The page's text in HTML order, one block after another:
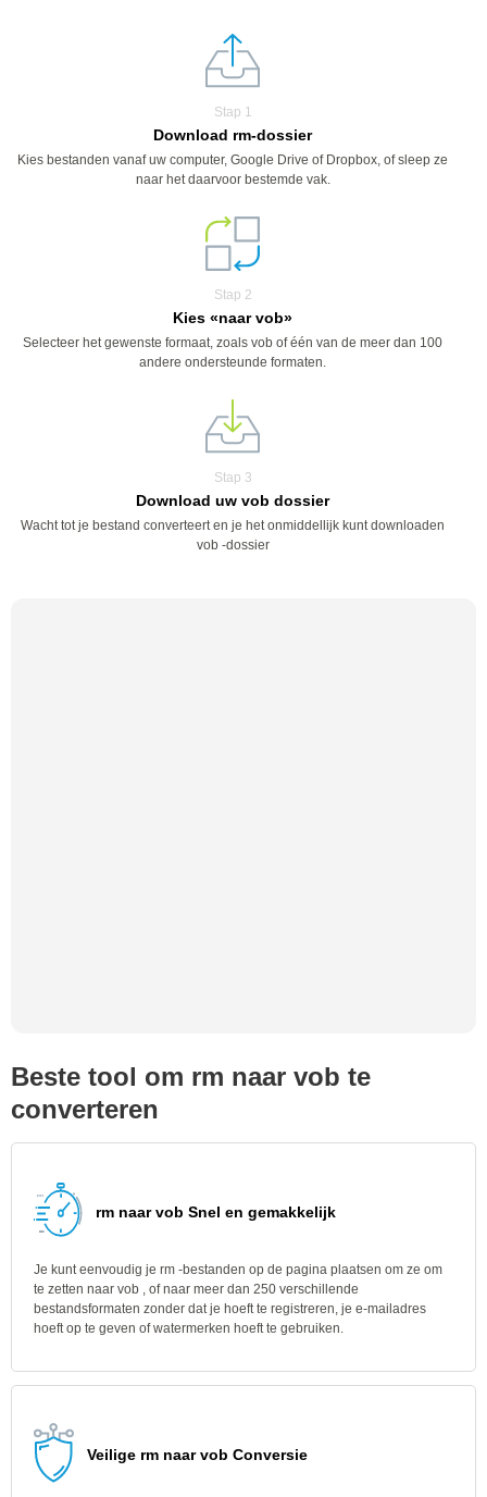
Stap 1
Download rm-dossier
Kies bestanden vanaf uw computer, Google Drive of Dropbox, of sleep ze
naar het daarvoor bestemde vak.
Stap 2
Kies «naar vob»
Selecteer het gewenste formaat, zoals vob of één van de meer dan 100
andere ondersteunde formaten.
Stap 3
Download uw vob dossier
Wacht tot je bestand converteert en je het onmiddellijk kunt downloaden
vob -dossier
Beste tool om rm naar vob te
converteren
rm naar vob Snel en gemakkelijk
Je kunt eenvoudig je rm -bestanden op de pagina plaatsen om ze om
te zetten naar vob , of naar meer dan 250 verschillende
bestandsformaten zonder dat je hoeft te registreren, je e-mailadres
hoeft op te geven of watermerken hoeft te gebruiken.
Veilige rm naar vob Conversie